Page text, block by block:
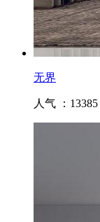
无界
人气 ：13385